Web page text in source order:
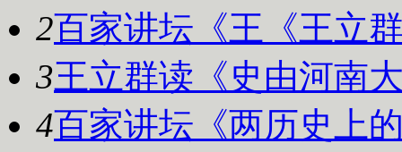
2百家讲坛《王 《王立
3王立群读《史 由河南
4百家讲坛《两历史上